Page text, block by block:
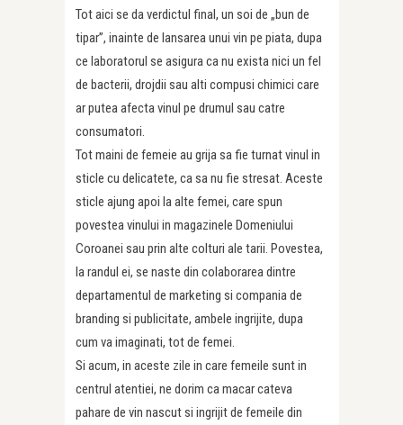
Tot aici se da verdictul final, un soi de „bun de
tipar”, inainte de lansarea unui vin pe piata, dupa
ce laboratorul se asigura ca nu exista nici un fel
de bacterii, drojdii sau alti compusi chimici care
ar putea afecta vinul pe drumul sau catre
consumatori.
Tot maini de femeie au grija sa fie turnat vinul in
sticle cu delicatete, ca sa nu fie stresat. Aceste
sticle ajung apoi la alte femei, care spun
povestea vinului in magazinele Domeniului
Coroanei sau prin alte colturi ale tarii. Povestea,
la randul ei, se naste din colaborarea dintre
departamentul de marketing si compania de
branding si publicitate, ambele ingrijite, dupa
cum va imaginati, tot de femei.
Si acum, in aceste zile in care femeile sunt in
centrul atentiei, ne dorim ca macar cateva
pahare de vin nascut si ingrijit de femeile din